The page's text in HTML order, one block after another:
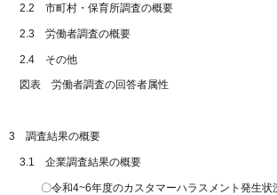
2.2 市町村・保育所調査の概要
2.3 労働者調査の概要
2.4 その他
図表 労働者調査の回答者属性
3 調査結果の概要
3.1 企業調査結果の概要
〇令和4~6年度のカスタマーハラスメント発生状